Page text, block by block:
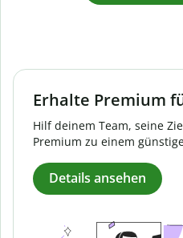
Erhalte Premium
Hilf deinem Team, seine
Premium zu einem
Details ansehen